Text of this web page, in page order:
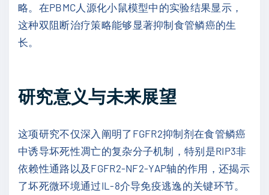
略。在PBMC人源化小鼠模型中的实验结果显示，
这种双阻断治疗策略能够显著抑制食管鳞癌的生
长。
研究意义与未来展望
这项研究不仅深入阐明了FGFR2抑制剂在食管鳞癌
中诱导坏死性凋亡的复杂分子机制，特别是RIP3非
依赖性通路以及FGFR2-NF2-YAP轴的作用，还揭示
了坏死微环境通过IL-8介导免疫逃逸的关键环节。